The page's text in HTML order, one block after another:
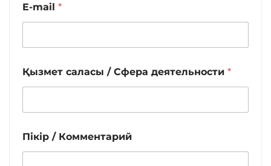
E-mail *
Қызмет саласы / Сфера деятельности *
Пікір / Комментарий